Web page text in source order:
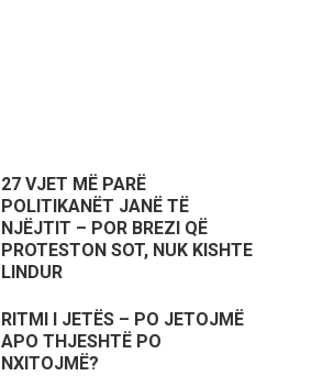
27 VJET MË PARË
POLITIKANËT JANË TË
NJËJTIT – POR BREZI QË
PROTESTON SOT, NUK KISHTE
LINDUR
RITMI I JETËS – PO JETOJMË
APO THJESHTË PO
NXITOJMË?